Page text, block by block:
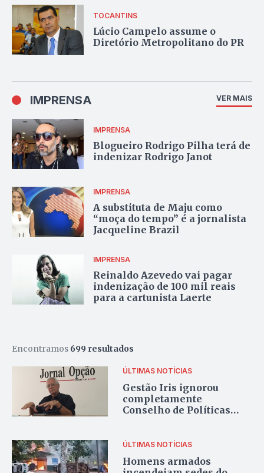
TOCANTINS
Lúcio Campelo assume o
Diretório Metropolitano do PR
IMPRENSA VER MAIS
IMPRENSA
Blogueiro Rodrigo Pilha terá de
indenizar Rodrigo Janot
IMPRENSA
A substituta de Maju como
“moça do tempo” é a jornalista
Jacqueline Brazil
IMPRENSA
Reinaldo Azevedo vai pagar
indenização de 100 mil reais
para a cartunista Laerte
Encontramos 699 resultados
ÚLTIMAS NOTÍCIAS
Gestão Iris ignorou
completamente
Conselho de Políticas
ÚLTIMAS NOTÍCIAS
Homens armados